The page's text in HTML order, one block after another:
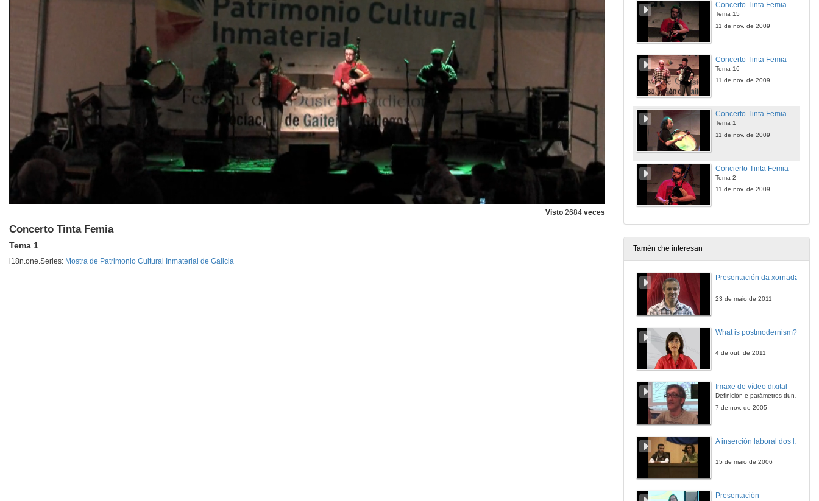
Visto 2684 veces
Concerto Tinta Femia
Tema 1
i18n.one.Series: Mostra de Patrimonio Cultural Inmaterial de Galicia
Concerto Tinta Femia
Tema 15
11 de nov. de 2009
Concerto Tinta Femia
Tema 16
11 de nov. de 2009
Concerto Tinta Femia
Tema 1
11 de nov. de 2009
Concierto Tinta Femia
Tema 2
11 de nov. de 2009
Tamén che interesan
Presentación da xornada
23 de maio de 2011
What is postmodernism?
4 de out. de 2011
Imaxe de vídeo dixital
Definición e parámetros dunha imaxe dixital. Resolución e Aspecto. Profundidade da cor. Compresión. Frame por segundo. Entrelazado. Campos, cadros
7 de nov. de 2005
15 de maio de 2006
Presentación